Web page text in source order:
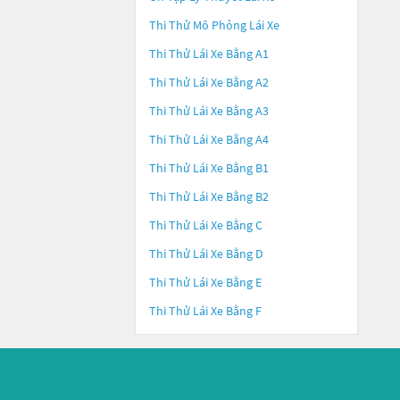
Thi Thử Mô Phỏng Lái Xe
Thi Thử Lái Xe Bằng A1
Thi Thử Lái Xe Bằng A2
Thi Thử Lái Xe Bằng A3
Thi Thử Lái Xe Bằng A4
Thi Thử Lái Xe Bằng B1
Thi Thử Lái Xe Bằng B2
Thi Thử Lái Xe Bằng C
Thi Thử Lái Xe Bằng D
Thi Thử Lái Xe Bằng E
Thi Thử Lái Xe Bằng F